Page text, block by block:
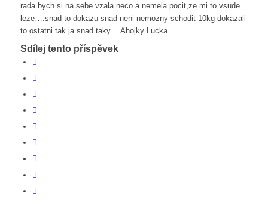
rada bych si na sebe vzala neco a nemela pocit,ze mi to vsude
leze….snad to dokazu snad neni nemozny schodit 10kg-dokazali
to ostatni tak ja snad taky… Ahojky Lucka
Sdílej tento příspěvek